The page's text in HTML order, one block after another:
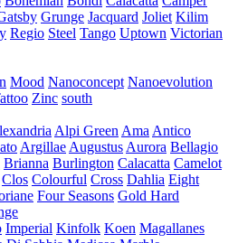
Grunge Jacquard Joliet Kilim
Regio Steel Tango Uptown Victorian
Mood Nanoconcept Nanoevolution
Zinc south
Alpi Green Ama Antico
Argillae Augustus Aurora Bellagio
Brianna Burlington Calacatta Camelot
Clos Colourful Cross Dahlia Eight
Four Seasons Gold Hard
Imperial Kinfolk Koen Magallanes